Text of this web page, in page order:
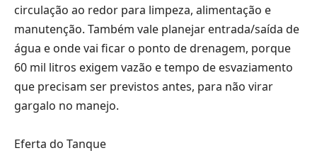
circulação ao redor para limpeza, alimentação e
manutenção. Também vale planejar entrada/saída de
água e onde vai ficar o ponto de drenagem, porque
60 mil litros exigem vazão e tempo de esvaziamento
que precisam ser previstos antes, para não virar
gargalo no manejo.
Eferta do Tanque